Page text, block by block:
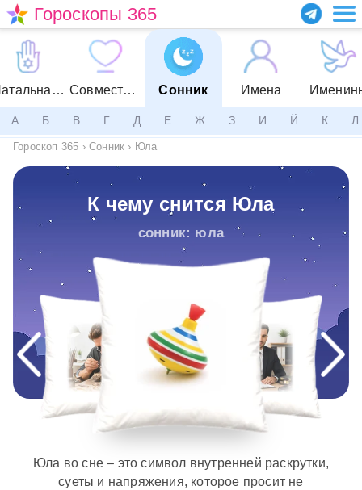
Гороскопы 365
Натальная карта Совместимость Сонник Имена
А Б В Г Д Е Ж З И Й К Л
Гороскоп 365 › Сонник › Юла
К чему снится Юла
сонник: юла
Юла во сне – это символ внутренней раскрутки,
суеты и напряжения, которое просит не